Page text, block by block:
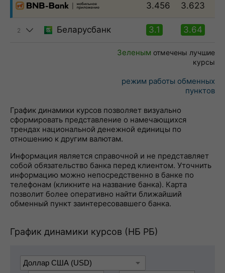
3.456 3.623
2 Беларусбанк 3.1 3.64
Зеленым отмечены лучшие
курсы
режим работы обменных
пунктов
График динамики курсов позволяет визуально
сформировать представление о намечающихся
трендах национальной денежной единицы по
отношению к другим валютам.
Информация является справочной и не представляет
собой обязательство банка перед клиентом. Уточнить
информацию можно непосредственно в банке по
телефонам (кликните на название банка). Карта
позволит более оперативно найти ближайший
обменный пункт заинтересовавшего банка.
График динамики курсов (НБ РБ)